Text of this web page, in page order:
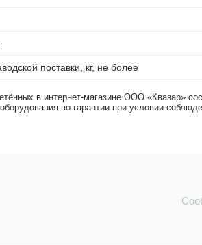
поставки, кг, не более
в интернет-магазине ООО «Квазар»
по гарантии при условии